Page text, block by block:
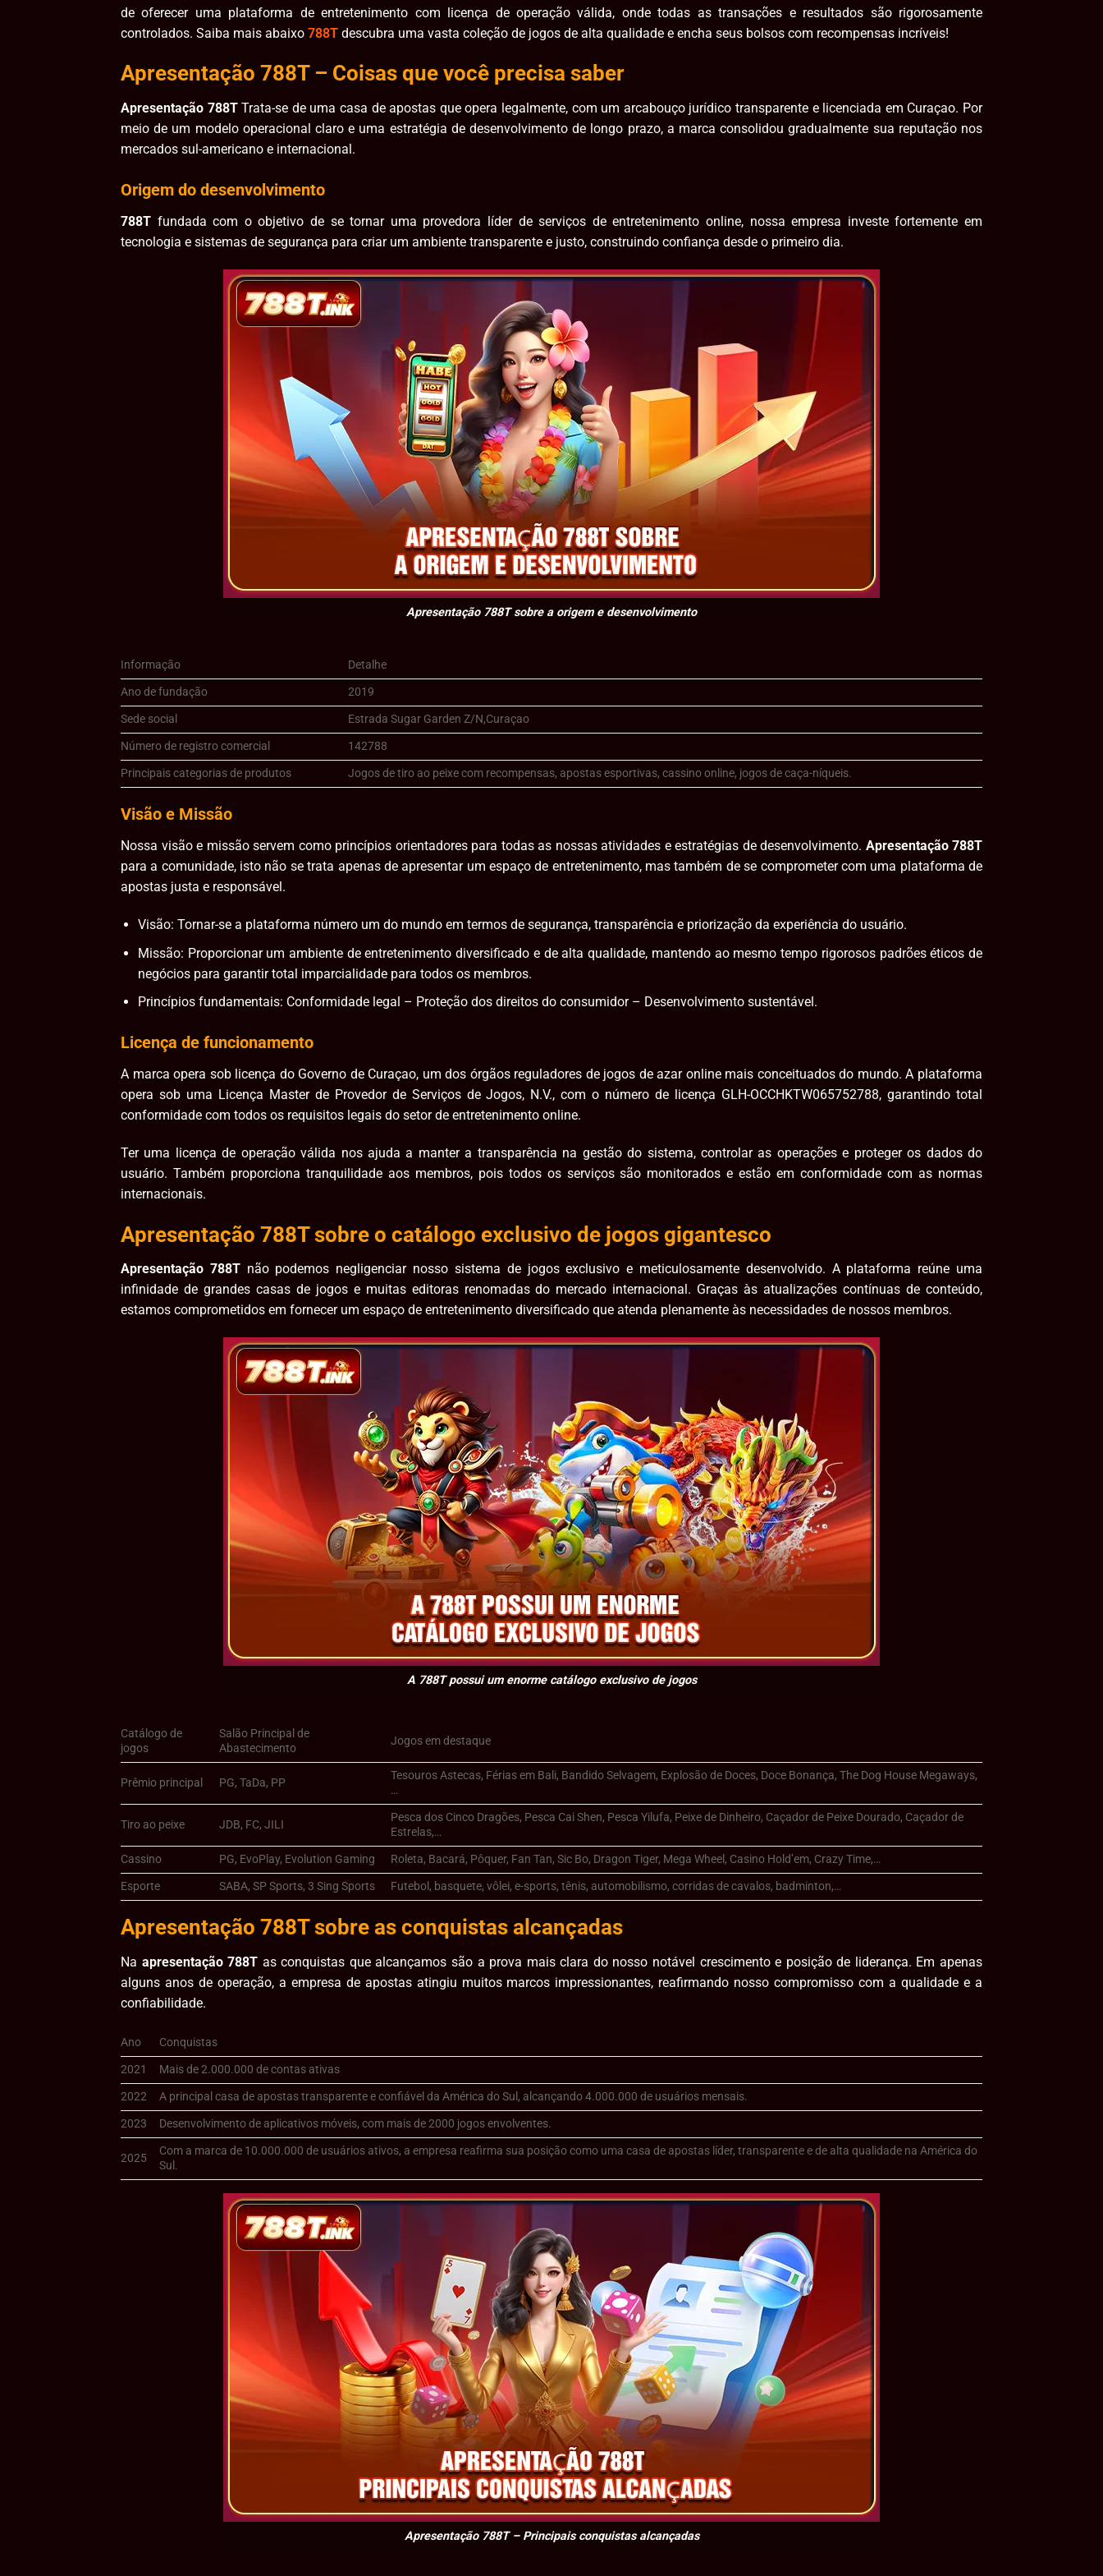
de oferecer uma plataforma de entretenimento com licença de operação válida, onde todas as transações e resultados são rigorosamente
controlados. Saiba mais abaixo 788T descubra uma vasta coleção de jogos de alta qualidade e encha seus bolsos com recompensas incríveis!
Apresentação 788T – Coisas que você precisa saber
Apresentação 788TTrata-se de uma casa de apostas que opera legalmente, com um arcabouço jurídico transparente e licenciada em Curaçao. Por
meio de um modelo operacional claro e uma estratégia de desenvolvimento de longo prazo, a marca consolidou gradualmente sua reputação nos
mercados sul-americano e internacional.
Origem do desenvolvimento
788T fundada com o objetivo de se tornar uma provedora líder de serviços de entretenimento online, nossa empresa investe fortemente em
tecnologia e sistemas de segurança para criar um ambiente transparente e justo, construindo confiança desde o primeiro dia.
Apresentação 788T sobre a origem e desenvolvimento
Informação
Detalhe
Ano de fundação
2019
Sede social
Estrada Sugar Garden Z/N,Curaçao
Número de registro comercial
142788
Principais categorias de produtos
Jogos de tiro ao peixe com recompensas, apostas esportivas, cassino online, jogos de caça-níqueis.
Visão e Missão
Nossa visão e missão servem como princípios orientadores para todas as nossas atividades e estratégias de desenvolvimento. Apresentação 788T
para a comunidade, isto não se trata apenas de apresentar um espaço de entretenimento, mas também de se comprometer com uma plataforma de
apostas justa e responsável.
Visão: Tornar-se a plataforma número um do mundo em termos de segurança, transparência e priorização da experiência do usuário.
Missão: Proporcionar um ambiente de entretenimento diversificado e de alta qualidade, mantendo ao mesmo tempo rigorosos padrões éticos de
negócios para garantir total imparcialidade para todos os membros.
Princípios fundamentais: Conformidade legal – Proteção dos direitos do consumidor – Desenvolvimento sustentável.
Licença de funcionamento
A marca opera sob licença do Governo de Curaçao, um dos órgãos reguladores de jogos de azar online mais conceituados do mundo. A plataforma
opera sob uma Licença Master de Provedor de Serviços de Jogos, N.V., com o número de licença GLH-OCCHKTW065752788, garantindo total
conformidade com todos os requisitos legais do setor de entretenimento online.
Ter uma licença de operação válida nos ajuda a manter a transparência na gestão do sistema, controlar as operações e proteger os dados do
usuário. Também proporciona tranquilidade aos membros, pois todos os serviços são monitorados e estão em conformidade com as normas
internacionais.
Apresentação 788T sobre o catálogo exclusivo de jogos gigantesco
Apresentação 788T não podemos negligenciar nosso sistema de jogos exclusivo e meticulosamente desenvolvido. A plataforma reúne uma
infinidade de grandes casas de jogos e muitas editoras renomadas do mercado internacional. Graças às atualizações contínuas de conteúdo,
estamos comprometidos em fornecer um espaço de entretenimento diversificado que atenda plenamente às necessidades de nossos membros.
A 788T possui um enorme catálogo exclusivo de jogos
Catálogo de
jogos
Salão Principal de
Abastecimento
Jogos em destaque
Prêmio principal PG, TaDa, PP
Tesouros Astecas, Férias em Bali, Bandido Selvagem, Explosão de Doces, Doce Bonança, The Dog House Megaways,
…
Tiro ao peixe JDB, FC, JILI
Pesca dos Cinco Dragões, Pesca Cai Shen, Pesca Yilufa, Peixe de Dinheiro, Caçador de Peixe Dourado, Caçador de
Estrelas,…
Cassino
PG, EvoPlay, Evolution Gaming
Roleta, Bacará, Pôquer, Fan Tan, Sic Bo, Dragon Tiger, Mega Wheel, Casino Hold’em, Crazy Time,…
Esporte
SABA, SP Sports, 3 Sing Sports Futebol, basquete, vôlei, e-sports, tênis, automobilismo, corridas de cavalos, badminton,…
Apresentação 788T sobre as conquistas alcançadas
Na apresentação 788T as conquistas que alcançamos são a prova mais clara do nosso notável crescimento e posição de liderança. Em apenas
alguns anos de operação, a empresa de apostas atingiu muitos marcos impressionantes, reafirmando nosso compromisso com a qualidade e a
confiabilidade.
Ano
Conquistas
2021
Mais de 2.000.000 de contas ativas
2022
A principal casa de apostas transparente e confiável da América do Sul, alcançando 4.000.000 de usuários mensais.
2023
Desenvolvimento de aplicativos móveis, com mais de 2000 jogos envolventes.
2025
Com a marca de 10.000.000 de usuários ativos, a empresa reafirma sua posição como uma casa de apostas líder, transparente e de alta qualidade na América do
Sul.
Apresentação 788T – Principais conquistas alcançadas